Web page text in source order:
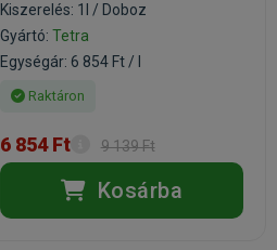
Kiszerelés: 1l / Doboz
Gyártó: Tetra
Egységár: 6 854 Ft / l
Raktáron
6 854 Ft 9 139 Ft
Kosárba